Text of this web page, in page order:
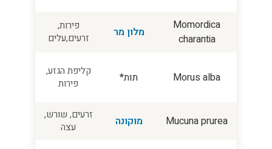
Momordica
charantia
מלון מר
פירות,
זרעים,עלים
Morus alba תות*
קליפת הגזע,
פירות
Mucuna prurea מוקונה
זרעים, שורש,
עצה